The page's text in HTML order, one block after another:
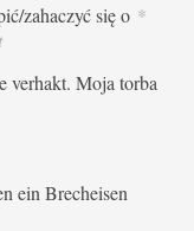
zahaczyć się o *
verhakt. Moja torba
ein Brecheisen